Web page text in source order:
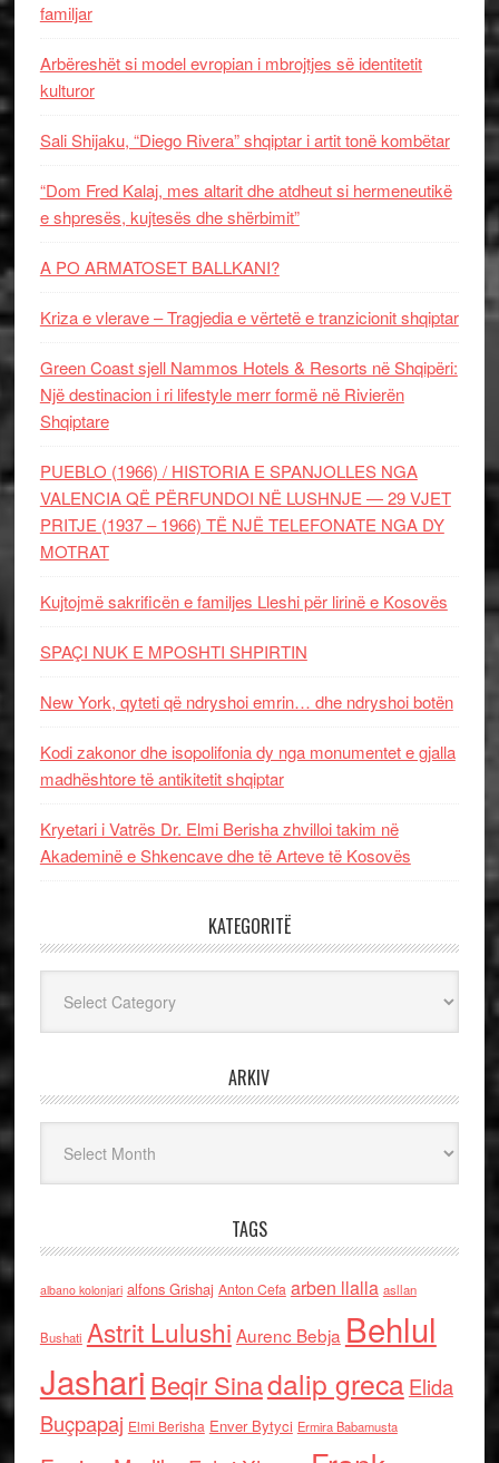
familjar
Arbëreshët si model evropian i mbrojtjes së identitetit
kulturor
Sali Shijaku, “Diego Rivera” shqiptar i artit tonë kombëtar
“Dom Fred Kalaj, mes altarit dhe atdheut si hermeneutikë
e shpresës, kujtesës dhe shërbimit”
A PO ARMATOSET BALLKANI?
Kriza e vlerave – Tragjedia e vërtetë e tranzicionit shqiptar
Green Coast sjell Nammos Hotels & Resorts në Shqipëri:
Një destinacion i ri lifestyle merr formë në Rivierën
Shqiptare
PUEBLO (1966) / HISTORIA E SPANJOLLES NGA
VALENCIA QË PËRFUNDOI NË LUSHNJE — 29 VJET
PRITJE (1937 – 1966) TË NJË TELEFONATE NGA DY
MOTRAT
Kujtojmë sakrificën e familjes Lleshi për lirinë e Kosovës
SPAÇI NUK E MPOSHTI SHPIRTIN
New York, qyteti që ndryshoi emrin… dhe ndryshoi botën
Kodi zakonor dhe isopolifonia dy nga monumentet e gjalla
madhështore të antikitetit shqiptar
Kryetari i Vatrës Dr. Elmi Berisha zhvilloi takim në
Akademinë e Shkencave dhe të Arteve të Kosovës
KATEGORITË
ARKIV
TAGS
albano kolonjari alfons Grishaj Anton Cefa arben llalla asllan
Bushati Astrit Lulushi Aurenc Bebja Behlul
Jashari Beqir Sinadalip grecaElida
Buçpapaj Elmi Berisha Enver Bytyci Ermira Babamusta